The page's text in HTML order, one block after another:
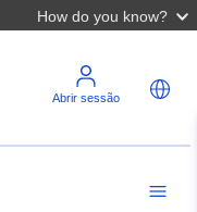
How do you know?
Abrir sessão